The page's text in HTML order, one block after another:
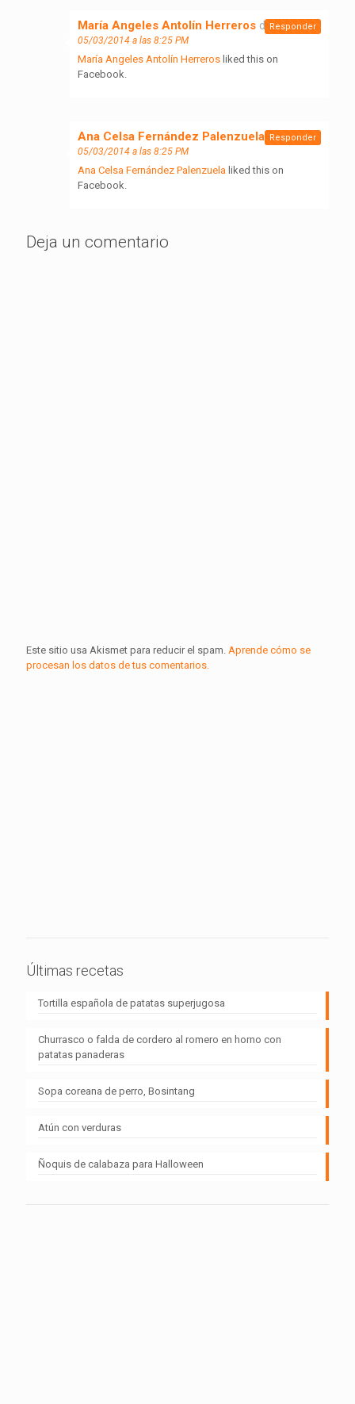
María Angeles Antolín Herreros dice:
05/03/2014 a las 8:25 PM
María Angeles Antolín Herreros liked this on
Facebook.
Responder
Ana Celsa Fernández Palenzuela dice:
05/03/2014 a las 8:25 PM
Ana Celsa Fernández Palenzuela liked this on
Facebook.
Responder
Deja un comentario
Este sitio usa Akismet para reducir el spam. Aprende cómo se
procesan los datos de tus comentarios.
Últimas recetas
Tortilla española de patatas superjugosa
Churrasco o falda de cordero al romero en horno con
patatas panaderas
Sopa coreana de perro, Bosintang
Atún con verduras
Ñoquis de calabaza para Halloween